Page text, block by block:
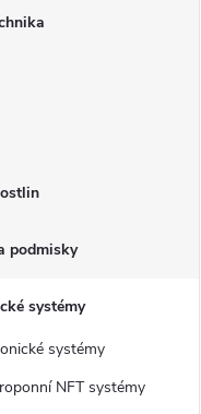
podmisky
systémy
systémy
NFT systémy